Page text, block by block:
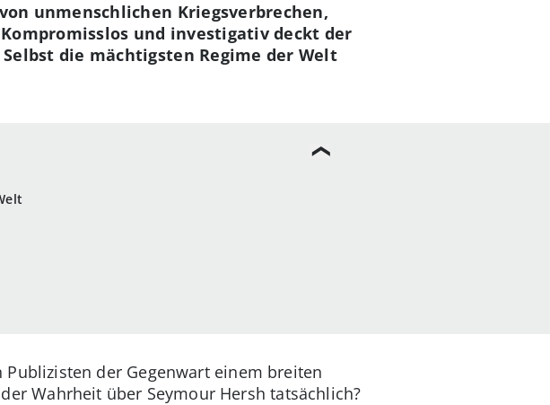
unmenschlichen Kriegsverbrechen,
und investigativ deckt der
die mächtigsten Regime der Welt
der Gegenwart einem breiten
Wahrheit über Seymour Hersh tatsächlich?